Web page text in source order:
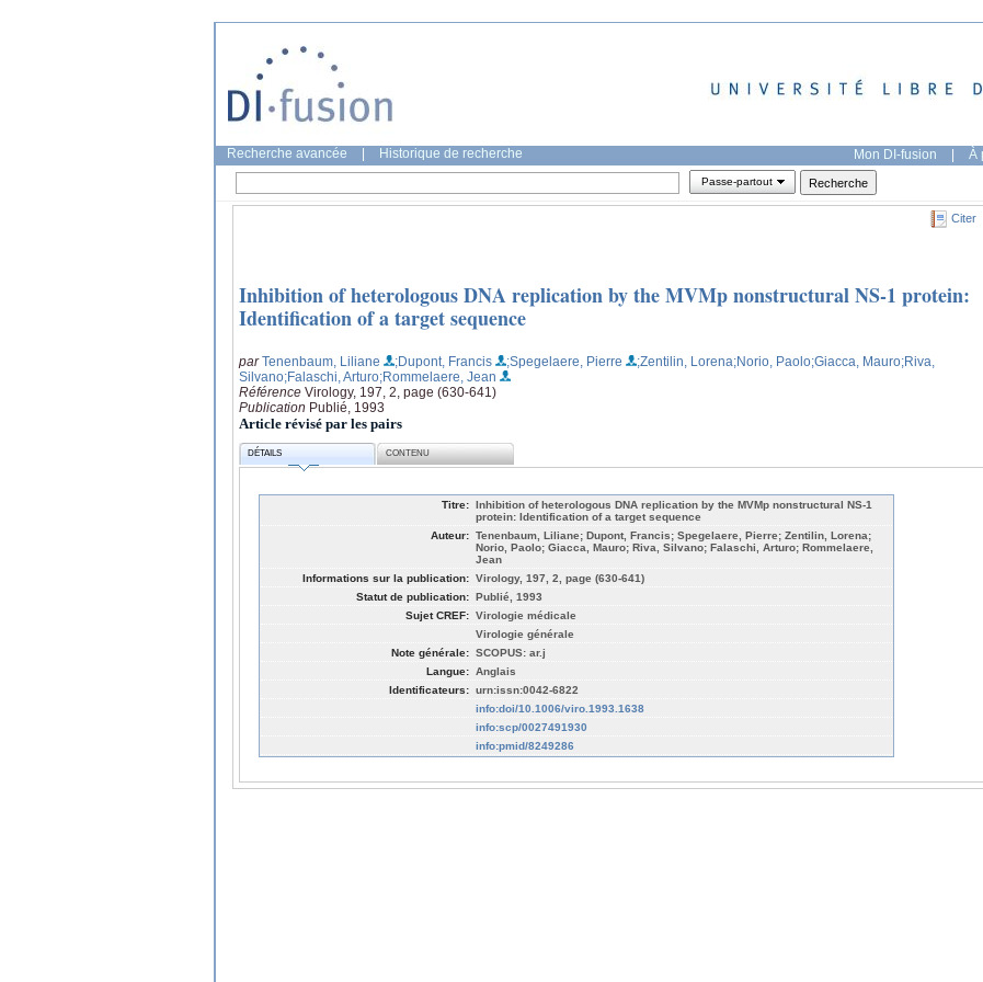
Recherche avancée Historique de recherche Mon DI-fusion | À
Passe-partout
Citer
Inhibition of heterologous DNA replication by the MVMp nonstructural NS-1 protein:
Identification of a target sequence
parTenenbaum, Liliane ;Dupont, Francis ;Spegelaere, Pierre ;Zentilin, Lorena;Norio, Paolo;Giacca, Mauro;Riva,
Silvano;Falaschi, Arturo;Rommelaere, Jean
Référence Virology, 197, 2, page (630-641)
Publication Publié, 1993
Article révisé par les pairs
DÉTAILS CONTENU
Titre: Inhibition of heterologous DNA replication by the MVMp nonstructural NS-1
protein: Identification of a target sequence
Auteur: Tenenbaum, Liliane; Dupont, Francis; Spegelaere, Pierre; Zentilin, Lorena;
Norio, Paolo; Giacca, Mauro; Riva, Silvano; Falaschi, Arturo; Rommelaere,
Jean
Informations sur la publication: Virology, 197, 2, page (630-641)
Statut de publication: Publié, 1993
Sujet CREF: Virologie médicale
Virologie générale
Note générale: SCOPUS: ar.j
Langue: Anglais
Identificateurs: urn:issn:0042-6822
info:doi/10.1006/viro.1993.1638
info:scp/0027491930
info:pmid/8249286